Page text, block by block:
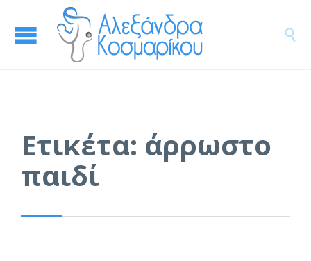

Ετικέτα: άρρωστο
παιδί